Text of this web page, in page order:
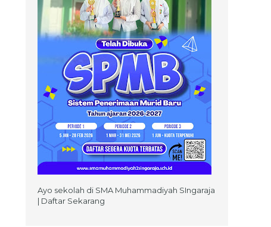
Ayo sekolah di SMA Muhammadiyah SIngaraja
| Daftar Sekarang